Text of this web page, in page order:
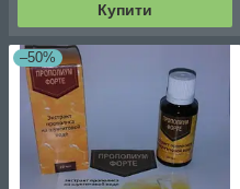
Купити
–50%